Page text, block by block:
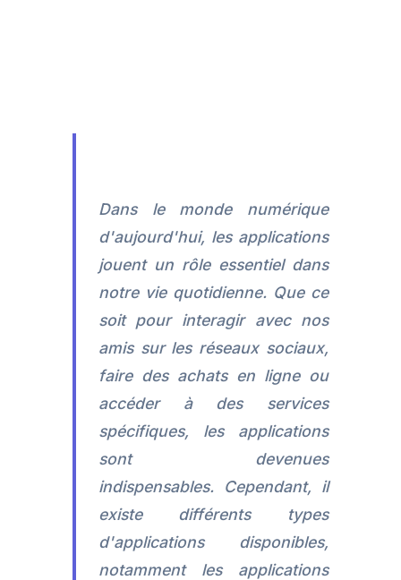
Dans le monde numérique
d'aujourd'hui, les applications
jouent un rôle essentiel dans
notre vie quotidienne. Que ce
soit pour interagir avec nos
amis sur les réseaux sociaux,
faire des achats en ligne ou
accéder à des services
spécifiques, les applications
sont devenues
indispensables. Cependant, il
existe différents types
d'applications disponibles,
notamment les applications